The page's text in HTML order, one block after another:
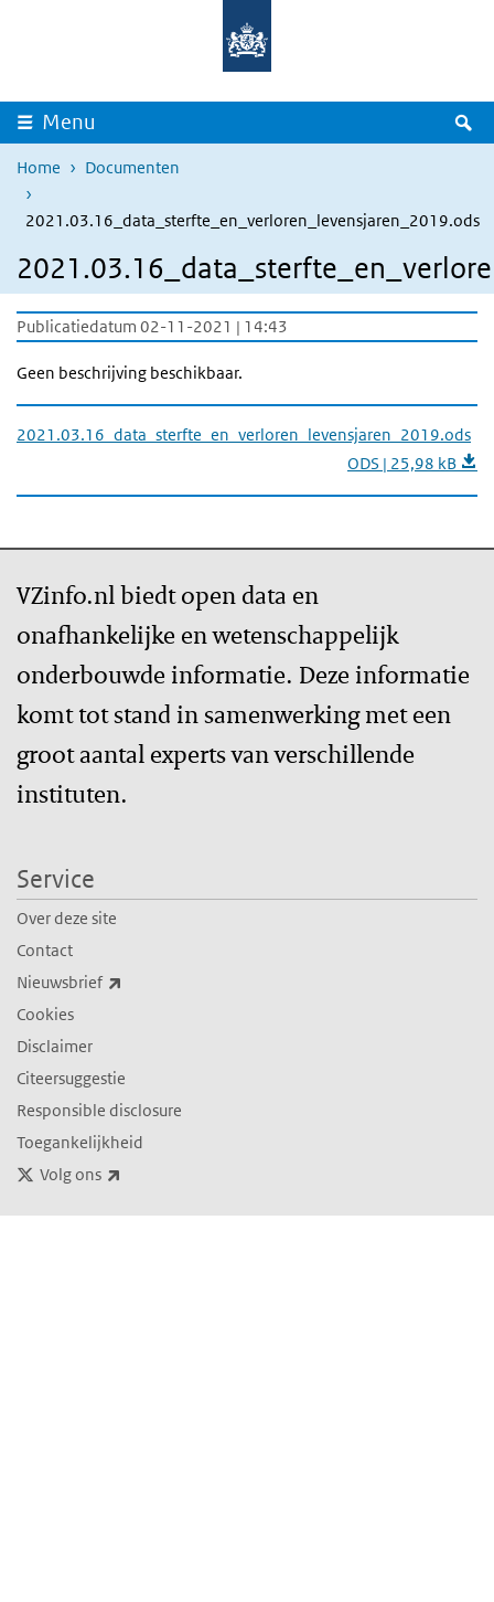
Overslaan en naar de inhoud gaan
Menu
Home Documenten
2021.03.16_data_sterfte_en_verloren_levensjaren_2019.ods
Publicatiedatum 02-11-2021 | 14:43
Geen beschrijving beschikbaar.
2021.03.16_data_sterfte_en_verloren_levensjaren_2019.ods
ODS | 25,98 kB
VZinfo.nl biedt open data en
onafhankelijke en wetenschappelijk
onderbouwde informatie. Deze informatie
komt tot stand in samenwerking met een
groot aantal experts van verschillende
instituten.
Service
Over deze site
Contact
Nieuwsbrief
Cookies
Disclaimer
Citeersuggestie
Responsible disclosure
Toegankelijkheid
Volg ons